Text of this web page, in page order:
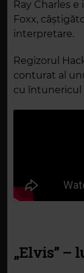
Ray Charles
Foxx,
interpretare.
Regizorul
conturat al
cu întunericul
„Elvis” –